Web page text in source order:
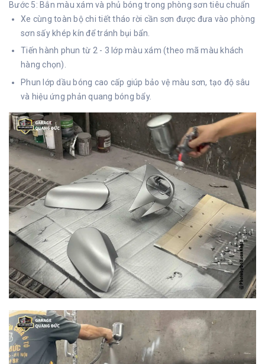
Bước 5: Bắn màu xám và phủ bóng trong phòng sơn tiêu chuẩn
Xe cùng toàn bộ chi tiết tháo rời cần sơn được đưa vào phòng
sơn sấy khép kín để tránh bụi bẩn.
Tiến hành phun từ 2 - 3 lớp màu xám (theo mã màu khách
hàng chọn).
Phun lớp dầu bóng cao cấp giúp bảo vệ màu sơn, tạo độ sâu
và hiệu ứng phản quang bóng bẩy.